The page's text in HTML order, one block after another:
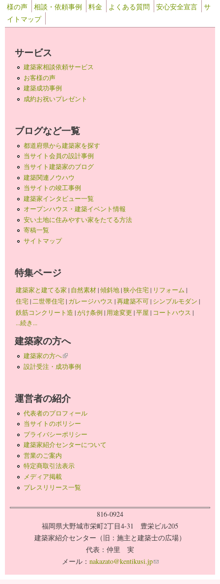
様の声
相談・依頼事例 料金 よくある質問 安心安全宣言
サ
イトマップ
サービス
建築家相談依頼サービス
お客様の声
建築成功事例
成約お祝いプレゼント
ブログなど一覧
都道府県から建築家を探す
当サイト会員の設計事例
当サイト建築家のブログ
建築関連ノウハウ
当サイトの竣工事例
建築家インタビュー一覧
オープンハウス・建築イベント情報
安い土地に住みやすい家をたてる方法
寄稿一覧
サイトマップ
特集ページ
建築家と建てる家 | 自然素材|傾斜地|狭小住宅| リフォーム |
住宅|二世帯住宅| ガレージハウス |再建築不可| シンプルモダン |
鉄筋コンクリート造 |がけ条例 | 用途変更 |平屋 | コートハウス |
...続き...
建築家の方へ
建築家の方へ(link is external)
設計受注・成功事例
運営者の紹介
代表者のプロフィール
当サイトのポリシー
プライバシーポリシー
建築家紹介センターについて
営業のご案内
特定商取引法表示
メディア掲載
プレスリリース一覧
816-0924
福岡県大野城市栄町2丁目4-31 豊栄ビル205
建築家紹介センター（旧：施主と建築士の広場）
代表：仲里 実
メール： nakazato@kentikusi.jp(link sends e-mail)